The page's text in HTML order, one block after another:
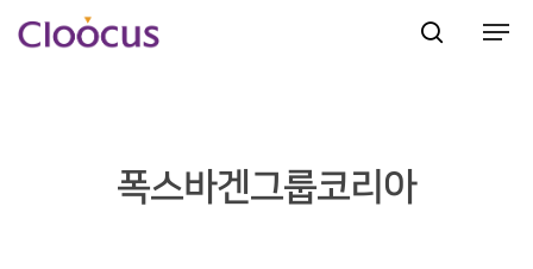
폭스바겐그룹코리아